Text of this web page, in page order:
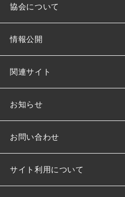
協会について
情報公開
関連サイト
お知らせ
お問い合わせ
サイト利用について